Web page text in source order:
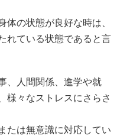
たは無意識に対応してい
けていると、交感神経ば
てしまいます。
れる事もあります。
て、頚椎（首の骨）の1
〜胸椎（背中の骨）・腰
盤部には副交感神経と